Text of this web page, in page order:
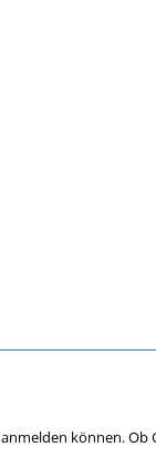
können.